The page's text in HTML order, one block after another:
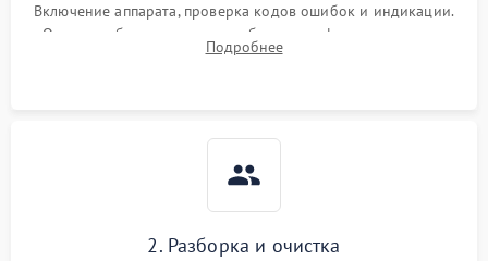
Включение аппарата, проверка кодов ошибок и индикации.
Оценка работы помпы, термоблока и кофемолки на слух.
Измерение температуры и давления воды для выявления
Подробнее
2. Разборка и очистка